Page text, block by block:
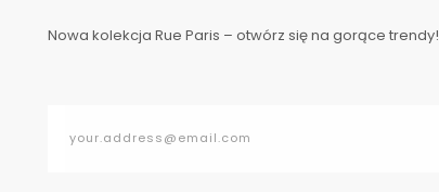
Nowa kolekcja Rue Paris – otwórz się na gorące trendy!